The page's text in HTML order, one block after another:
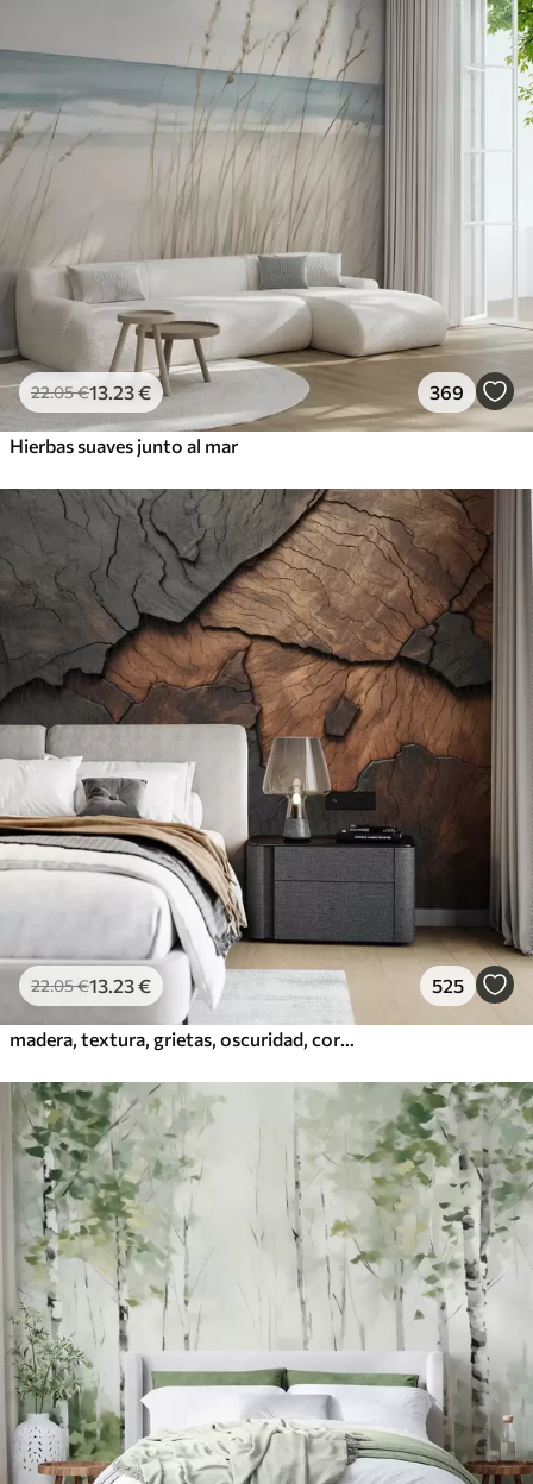
22.05€13.23€ 369
Hierbas suaves junto al mar
22.05€13.23€ 525
madera, textura, grietas, oscuridad, corteza, superficie